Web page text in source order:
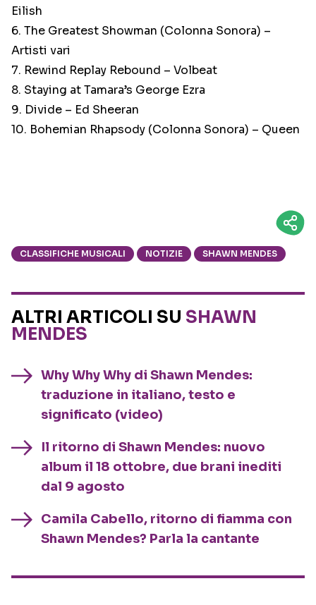
Eilish
6. The Greatest Showman (Colonna Sonora) –
Artisti vari
7. Rewind Replay Rebound – Volbeat
8. Staying at Tamara’s George Ezra
9. Divide – Ed Sheeran
10. Bohemian Rhapsody (Colonna Sonora) – Queen
CLASSIFICHE MUSICALI NOTIZIE SHAWN MENDES
ALTRI ARTICOLI SU SHAWN
MENDES
Why Why Why di Shawn Mendes:
traduzione in italiano, testo e
significato (video)
Il ritorno di Shawn Mendes: nuovo
album il 18 ottobre, due brani inediti
dal 9 agosto
Camila Cabello, ritorno di fiamma con
Shawn Mendes? Parla la cantante